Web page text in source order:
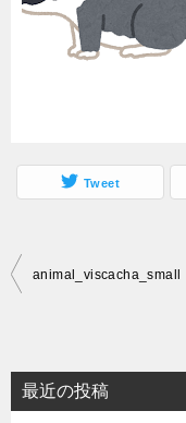
Tweet
投
ビ
ゲ
animal_viscacha_small
最近の投稿